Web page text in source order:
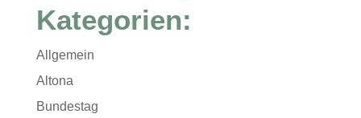
Kategorien:
Allgemein
Altona
Bundestag